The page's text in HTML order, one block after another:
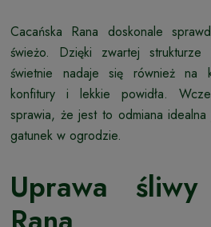
Cacańska Rana doskonale
świeżo. Dzięki zwartej strukturze
świetnie nadaje się również na
konfitury i lekkie powidła.
sprawia, że jest to odmiana
gatunek w ogrodzie.
Uprawa śliwy